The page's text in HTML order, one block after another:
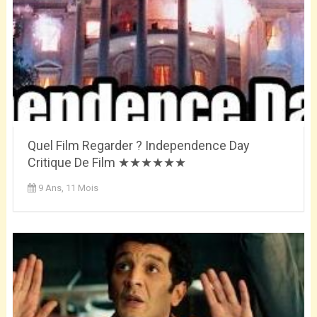
Quel Film Regarder ? Independence Day
Critique De Film ★★★★★★
9 Ans, 11 Mois